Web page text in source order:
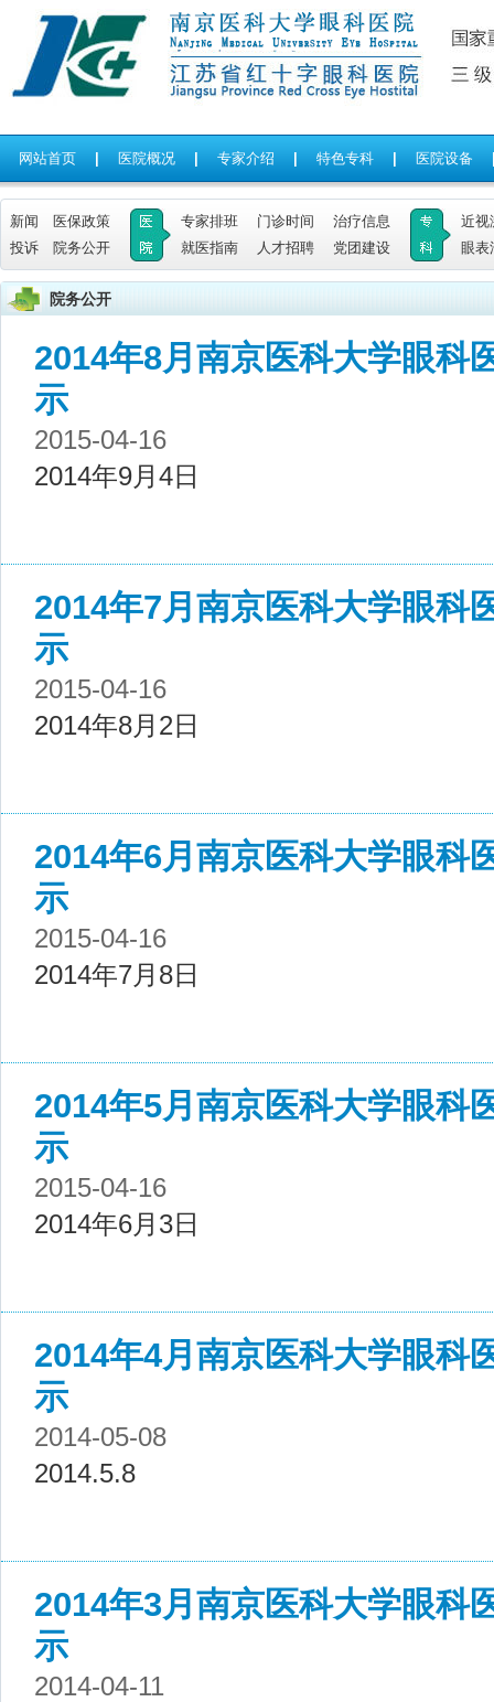
网站首页 医院概况 专家介绍 特色专科 医院设备
新闻 医保政策 专家排班 门诊时间 治疗信息
近视
投诉
院务公开 就医指南 人才招聘 党团建设 眼表
院务公开
2014年8月南京医科大学眼科
示
2015-04-16
2014年9月4日
2014年7月南京医科大学眼科
示
2015-04-16
2014年8月2日
2014年6月南京医科大学眼科
示
2015-04-16
2014年7月8日
2014年5月南京医科大学眼科
示
2015-04-16
2014年6月3日
2014年4月南京医科大学眼科
示
2014-05-08
2014.5.8
2014年3月南京医科大学眼科
示
2014-04-11